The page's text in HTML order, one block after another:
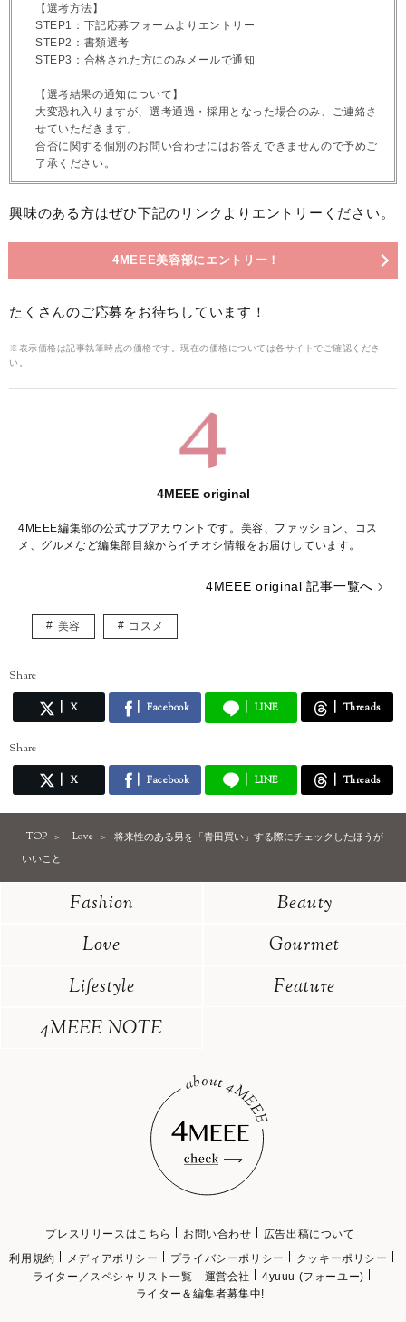
【選考方法】
STEP1：下記応募フォームよりエントリー
STEP2：書類選考
STEP3：合格された方にのみメールで通知
【選考結果の通知について】
大変恐れ入りますが、選考通過・採用となった場合のみ、ご連絡さ
せていただきます。
合否に関する個別のお問い合わせにはお答えできませんので予めご
了承ください。
興味のある方はぜひ下記のリンクよりエントリーください。
4MEEE美容部にエントリー！
たくさんのご応募をお待ちしています！
※表示価格は記事執筆時点の価格です。現在の価格については各サイトでご確認くださ
い。
4MEEE original
4MEEE編集部の公式サブアカウントです。美容、ファッション、コス
メ、グルメなど編集部目線からイチオシ情報をお届けしています。
4MEEE original 記事一覧へ
美容 コスメ
Share
X Facebook LINE Threads
Share
X Facebook LINE Threads
TOP Love
将来性のある男を「青田買い」する際にチェックしたほうが
いいこと
Fashion
Beauty
Love
Gourmet
Lifestyle
Feature
4MEEE NOTE
プレスリリースはこちら お問い合わせ
広告出稿について
利用規約
メディアポリシー プライバシーポリシー
クッキーポリシー
ライター／スペシャリスト一覧
運営会社
4yuuu (フォーユー)
ライター＆編集者募集中!